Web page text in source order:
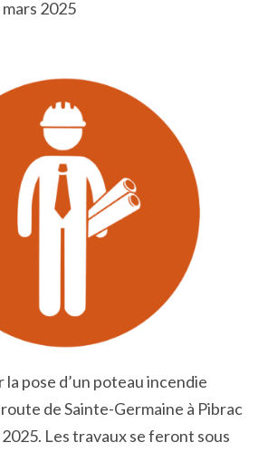
2025
la pose d’un poteau incendie
de Sainte-Germaine à Pibrac
2025. Les travaux se feront sous